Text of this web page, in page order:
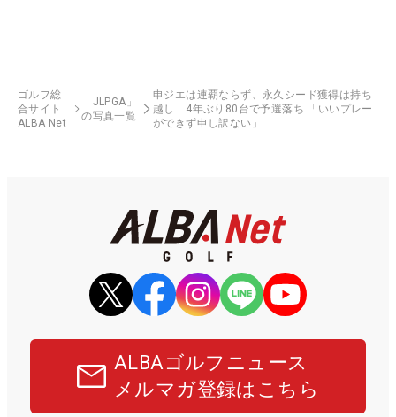
ゴルフ総
合サイト
ALBA Net
「JLPGA」
の写真一覧
申ジエは連覇ならず、永久シード獲得は持ち
越し 4年ぶり80台で予選落ち 「いいプレー
ができず申し訳ない」
ALBAゴルフニュース
メルマガ登録はこちら